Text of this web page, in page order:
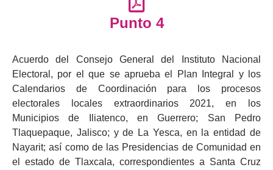
Punto 4
Acuerdo del Consejo General del Instituto Nacional
Electoral, por el que se aprueba el Plan Integral y los
Calendarios de Coordinación para los procesos
electorales locales extraordinarios 2021, en los
Municipios de Iliatenco, en Guerrero; San Pedro
Tlaquepaque, Jalisco; y de La Yesca, en la entidad de
Nayarit; así como de las Presidencias de Comunidad en
el estado de Tlaxcala, correspondientes a Santa Cruz